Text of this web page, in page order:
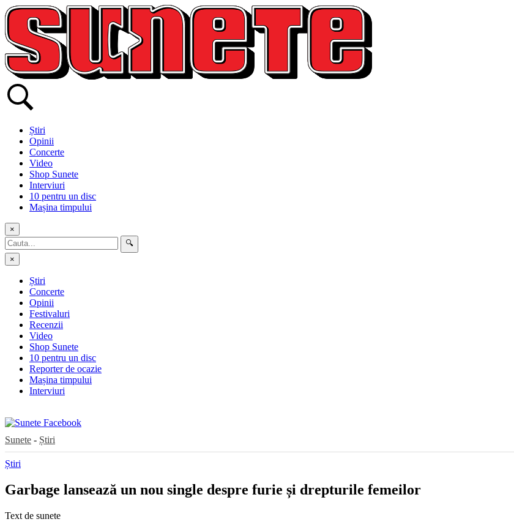
Skip
to
content
Știri
Opinii
Concerte
Video
Shop Sunete
Interviuri
10 pentru un disc
Mașina timpului
×
🔍
×
Știri
Concerte
Opinii
Festivaluri
Recenzii
Video
Shop Sunete
10 pentru un disc
Reporter de ocazie
Mașina timpului
Interviuri
Sunete - Știri
Știri
Garbage lansează un nou single despre furie și drepturile femeilor
Text de sunete